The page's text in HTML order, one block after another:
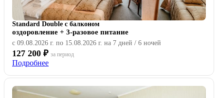
Standard Double с балконом
оздоровление + 3-разовое питание
с 09.08.2026 г. по 15.08.2026 г. на 7 дней / 6 ночей
127 200 ₽ за период
Подробнее